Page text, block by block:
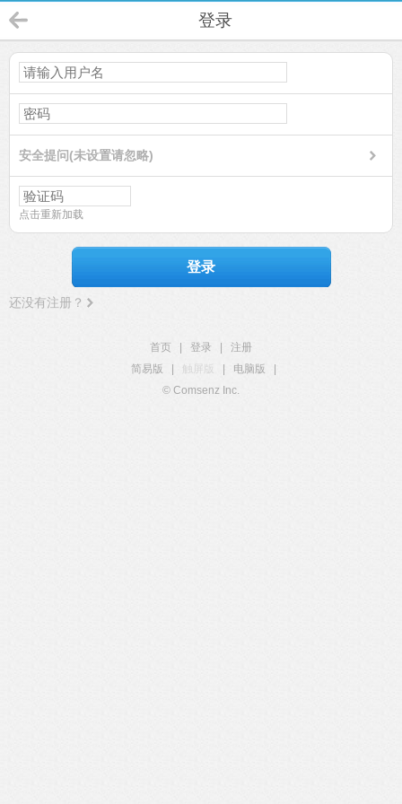
登录
安全提问(未设置请忽略)
点击重新加载
登录
还没有注册？
首页 登录
注册
简易版
触屏版 电脑版
© Comsenz Inc.